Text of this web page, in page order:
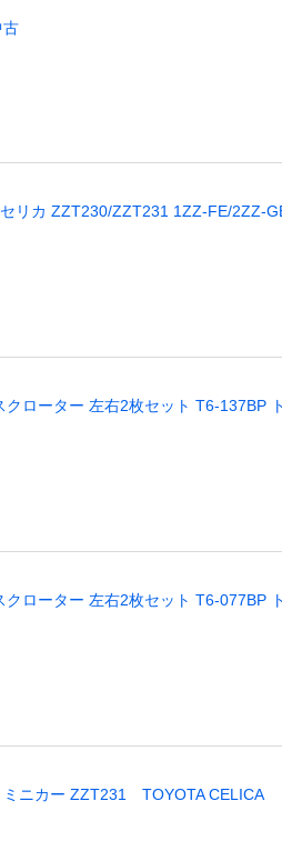
古
リカ ZZT230/ZZT231 1ZZ-FE/2ZZ-
クローター 左右2枚セット T6-137BP
クローター 左右2枚セット T6-077BP
ミニカー ZZT231 TOYOTA CELICA